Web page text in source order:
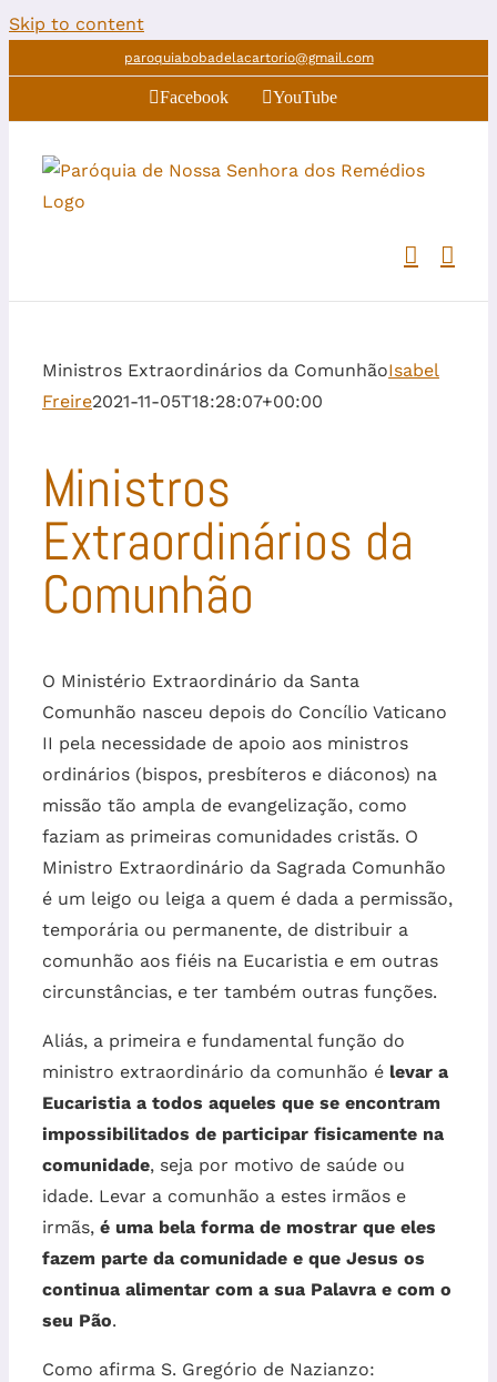
Skip to content
paroquiabobadelacartorio@gmail.com
Facebook YouTube
Ministros Extraordinários da ComunhãoIsabel
Freire2021-11-05T18:28:07+00:00
Ministros
Extraordinários da
Comunhão
O Ministério Extraordinário da Santa
Comunhão nasceu depois do Concílio Vaticano
II pela necessidade de apoio aos ministros
ordinários (bispos, presbíteros e diáconos) na
missão tão ampla de evangelização, como
faziam as primeiras comunidades cristãs. O
Ministro Extraordinário da Sagrada Comunhão
é um leigo ou leiga a quem é dada a permissão,
temporária ou permanente, de distribuir a
comunhão aos fiéis na Eucaristia e em outras
circunstâncias, e ter também outras funções.
Aliás, a primeira e fundamental função do
ministro extraordinário da comunhão é levar a
Eucaristia a todos aqueles que se encontram
impossibilitados de participar fisicamente na
comunidade, seja por motivo de saúde ou
idade. Levar a comunhão a estes irmãos e
irmãs, é uma bela forma de mostrar que eles
fazem parte da comunidade e que Jesus os
continua alimentar com a sua Palavra e com o
seu Pão.
Como afirma S. Gregório de Nazianzo: